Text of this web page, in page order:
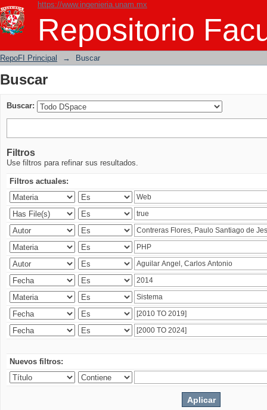
https://www.ingenieria.unam.mx
Repositorio
Buscar
RepoFI Principal → Buscar
Buscar
Buscar:
Filtros
Use filtros para refinar sus resultados.
Filtros actuales:
Nuevos filtros: